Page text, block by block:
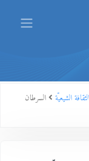
الشيعيّة
السرطان